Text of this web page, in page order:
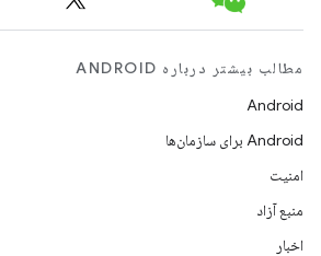
مطالب بیشتر درباره ANDROID
Android
Android برای سازمان‌ها
امنیت
منبع آزاد
اخبار